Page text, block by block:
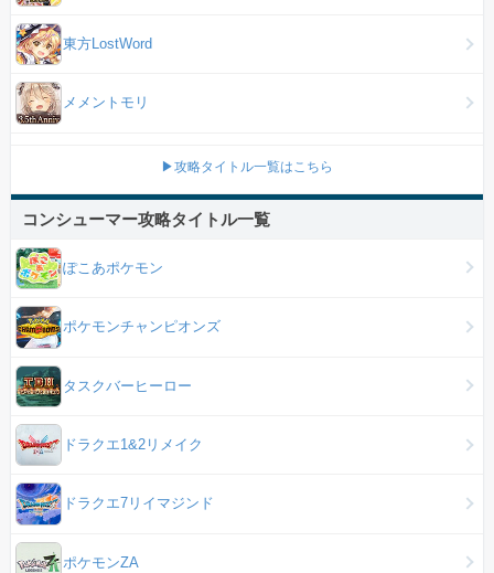
東方LostWord
メメントモリ
▶攻略タイトル一覧はこちら
コンシューマー攻略タイトル一覧
ぽこあポケモン
ポケモンチャンピオンズ
タスクバーヒーロー
ドラクエ1&2リメイク
ドラクエ7リイマジンド
ポケモンZA